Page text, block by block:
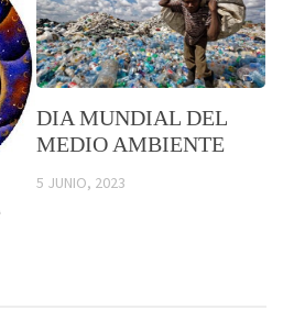
DIA MUNDIAL DEL
MEDIO AMBIENTE
5 JUNIO, 2023